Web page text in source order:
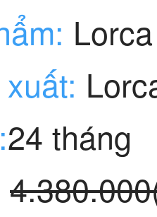
24 tháng